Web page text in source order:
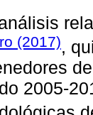
(2017),
2005-